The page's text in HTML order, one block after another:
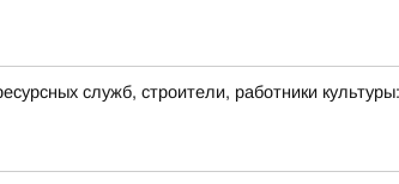
служб, строители, работники